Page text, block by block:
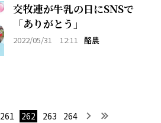
交牧連が牛乳の日にSNSで
「ありがとう」
2022/05/31 12:11 酪農
261 262 263 264 次へ